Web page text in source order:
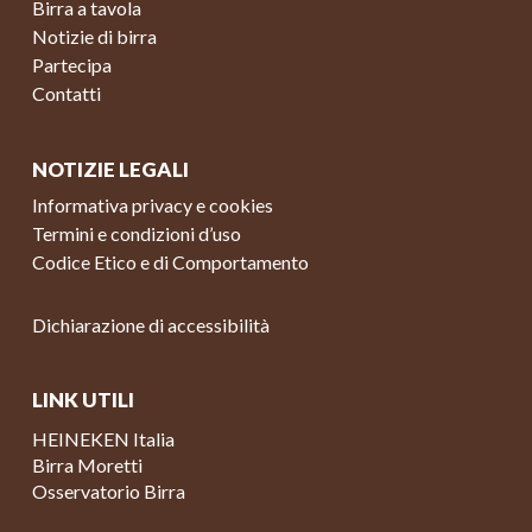
Birra a tavola
Notizie di birra
Partecipa
Contatti
NOTIZIE LEGALI
Informativa privacy e cookies
Termini e condizioni d’uso
Codice Etico e di Comportamento
Dichiarazione di accessibilità
LINK UTILI
HEINEKEN Italia
Birra Moretti
Osservatorio Birra